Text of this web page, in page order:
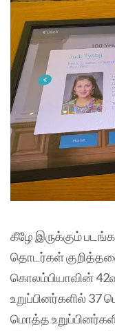
கீழே இருக்கும்
தொடர்கள்
கொலம்பியாவின்
உறுப்பினர்களில் 37
மொத்த